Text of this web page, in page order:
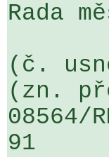
Rada
(č.
(zn.
91